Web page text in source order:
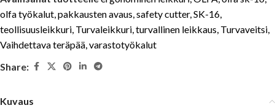
olfa työkalut,pakkausten avaus,safety cutter,SK-16,
teollisuusleikkuri, Turvaleikkuri,turvallinen leikkaus, Turvaveitsi,
Vaihdettava teräpää,varastotyökalut
Share:
Kuvaus